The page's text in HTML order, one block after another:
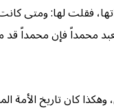
فقلت لها: ومتى
فإن محمداً قد
كان تاريخ الأمة